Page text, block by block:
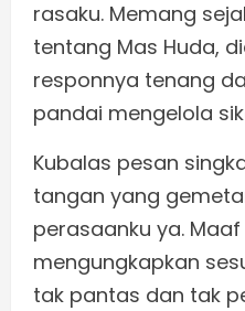
rasaku. Memang
tentang Mas Huda,
responnya tenang
pandai mengelola
Kubalas pesan
tangan yang
perasaanku ya.
mengungkapkan
tak pantas dan tak